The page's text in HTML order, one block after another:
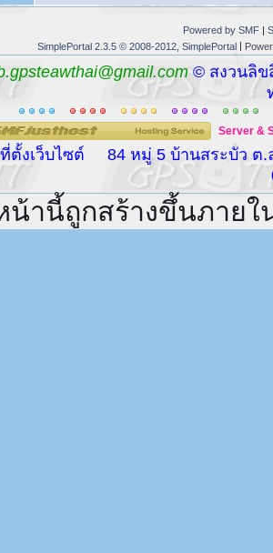
Powered by SMF |
SimplePortal 2.3.5 © 2008-2012, SimplePortal |
© สงวนลิข
Server &
ตั้งเว็บไซต์
84 หมู่ 5 บ้านสระบัว
น้านี้ถูกสร้างขึ้นภายใ